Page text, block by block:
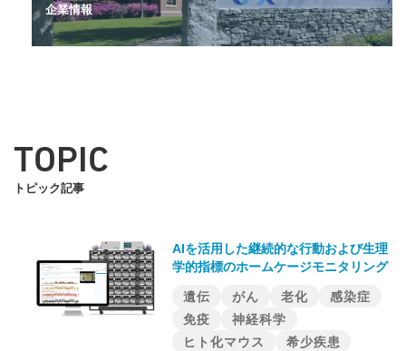
企業情報
TOPIC
トピック記事
AIを活用した継続的な行動および生理
学的指標のホームケージモニタリング
遺伝 がん 老化
感染症
免疫
神経科学
ヒト化マウス
希少疾患